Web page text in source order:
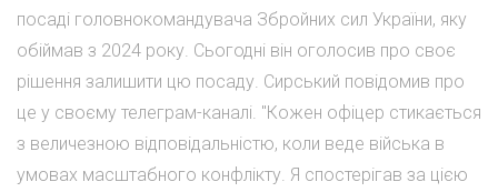
посаді головнокомандувача Збройних сил України, яку
обіймав з 2024 року. Сьогодні він оголосив про своє
рішення залишити цю посаду. Сирський повідомив про
це у своєму телеграм-каналі. "Кожен офіцер стикається
з величезною відповідальністю, коли веде війська в
умовах масштабного конфлікту. Я спостерігав за цією